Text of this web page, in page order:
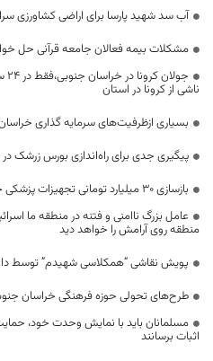
آب سد شهید پارسا برای اراضی کشاورزی
مشکلات بیمه فعالان جامعه قرآنی حل
ناشی از کرونا در استان
بسیاری ازظرفیت‌های سرمایه گذاری
پیگیری جدی برای راه‌اندازی بورس زرشک
بازسازی ۳۰ میلیارد تومانی تجهیزات پزشکی خراسان جنوبی تا ۲ ماه آینده
عامل بزرگ ناامنی و فتنه در منطقه ما
منطقه روی آرامش را خواهد دید
پویش نقاشی “همکلاسی شهیدم” توسط
طرح‌های تحولی حوزه فرهنگی خراسان
مسلمانان باید با نمایش وحدت خود، حمایت
اثبات برسانند